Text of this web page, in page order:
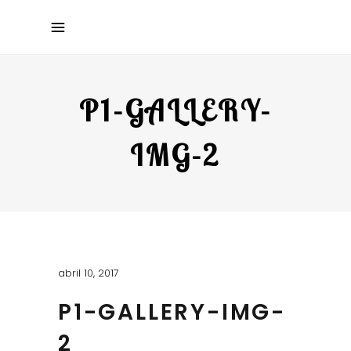
P1-GALLERY-
IMG-2
abril 10, 2017
P1-GALLERY-IMG-
2